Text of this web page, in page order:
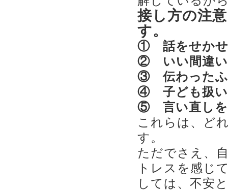
接し方の注
す。
① 話をせかせ
② いい間違い
③ 伝わったふ
④ 子ども扱い
⑤ 言い直しを
これらは、ど
す。
ただでさえ、
トレスを感じ
しては、不安